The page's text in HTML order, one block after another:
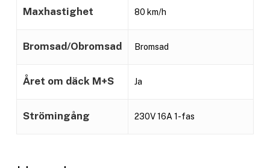
Maxhastighet 80 km/h
Bromsad/Obromsad Bromsad
Året om däck M+S Ja
Strömingång 230V 16A 1-fas